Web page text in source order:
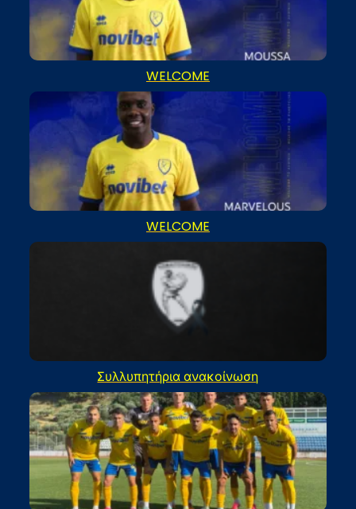
WELCOME
WELCOME
Συλλυπητήρια ανακοίνωση